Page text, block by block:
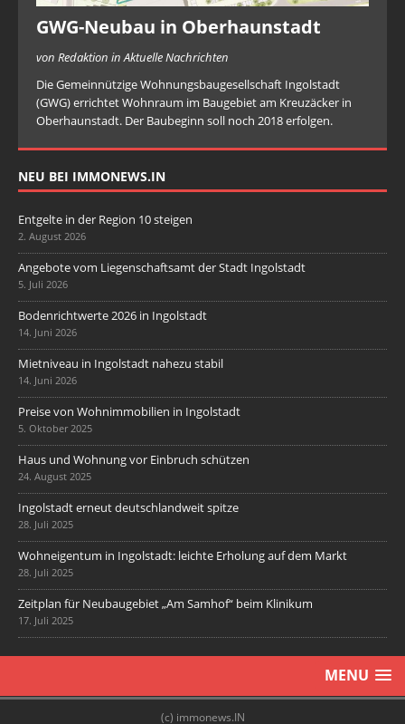
GWG-Neubau in Oberhaunstadt
von Redaktion in Aktuelle Nachrichten
Die Gemeinnützige Wohnungsbaugesellschaft Ingolstadt
(GWG) errichtet Wohnraum im Baugebiet am Kreuzäcker in
Oberhaunstadt. Der Baubeginn soll noch 2018 erfolgen.
NEU BEI IMMONEWS.IN
Entgelte in der Region 10 steigen
2. August 2026
Angebote vom Liegenschaftsamt der Stadt Ingolstadt
5. Juli 2026
Bodenrichtwerte 2026 in Ingolstadt
14. Juni 2026
Mietniveau in Ingolstadt nahezu stabil
14. Juni 2026
Preise von Wohnimmobilien in Ingolstadt
5. Oktober 2025
Haus und Wohnung vor Einbruch schützen
24. August 2025
Ingolstadt erneut deutschlandweit spitze
28. Juli 2025
Wohneigentum in Ingolstadt: leichte Erholung auf dem Markt
28. Juli 2025
Zeitplan für Neubaugebiet „Am Samhof“ beim Klinikum
17. Juli 2025
MENU
(c) immonews.IN